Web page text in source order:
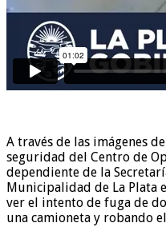
A través de las imágenes
seguridad del Centro de
dependiente de la
Municipalidad de La Plata
ver el intento de fuga de
una camioneta y robando